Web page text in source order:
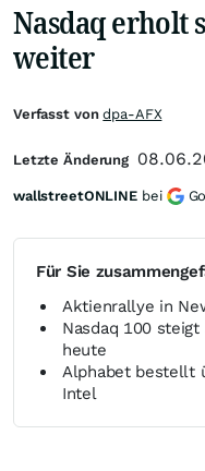
Nasdaq erholt
weiter
Für Sie
Aktienrallye in
Nasdaq 100
heute
Alphabet bestellt
Intel
Verfasst vondpa-AFX
Letzte Änderung
wallstreetONLINE bei